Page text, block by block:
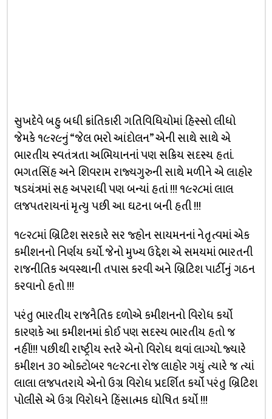
સુખદેવે બહુ બધી ક્રાંતિકારી ગતિવિધિયોમાં હિસ્સો લીધો
જેમકે ૧૯૨૯નું “જેલ ભરો આંદોલન” એની સાથે સાથે એ
ભારતીય સ્વતંત્રતા અભિયાનનાં પણ સક્રિય સદસ્ય હતાં.
ભગતસિંહ અને શિવરામ રાજ્યગુરુની સાથે મળીને એ લાહોર
ષડયંત્રમાં સહ અપરાધી પણ બન્યાં હતાં !!! ૧૯૨૮માં લાલ
લજપતરાયનાં મૃત્યુ પછી આ ઘટના બની હતી !!!
૧૯૨૮માં બ્રિટિશ સરકારે સર જ્હોન સાયમનનાં નેતૃત્વમાં એક
કમીશનનો નિર્ણય કર્યો. જેનો મુખ્ય ઉદ્દેશ એ સમયમાં ભારતની
રાજનીતિક અવસ્થાની તપાસ કરવી અને બ્રિટિશ પાર્ટીનું ગઠન
કરવાનો હતો !!!
પરંતુ ભારતીય રાજનૈતિક દળોએ કમીશનનો વિરોધ કર્યો
કારણકે આ કમીશનમાં કોઈ પણ સદસ્ય ભારતીય હતો જ
નહીં!!! પછીથી રાષ્ટ્રીય સ્તરે એનો વિરોધ થવાં લાગ્યો. જ્યારે
કમીશન ૩૦ ઓક્ટોબર ૧૯૨૮ના રોજ લાહોર ગયું ત્યારે જ ત્યાં
લાલા લજપતરાયે એનો ઉગ્ર વિરોધ પ્રદર્શિત કર્યો પરંતુ બ્રિટિશ
પોલીસે એ ઉગ્ર વિરોધને હિંસાત્મક ઘોષિત કર્યો !!!